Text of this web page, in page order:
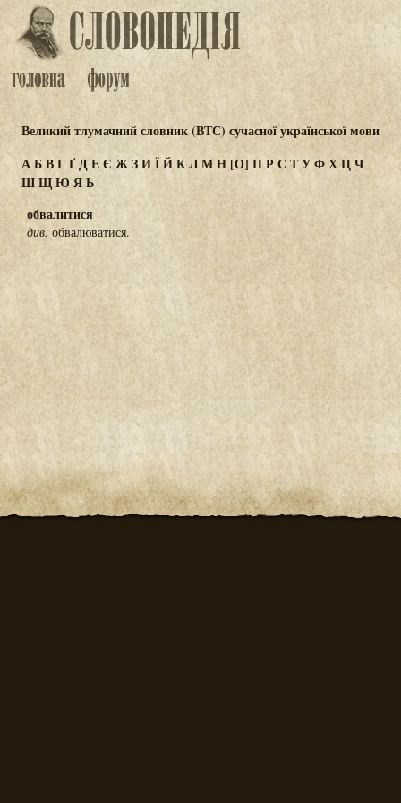
Великий тлумачний словник (ВТС) сучасної української мови
АБВГҐДЕЄ ЖЗИЇЙКЛМН[О] ПР СТУФХЦЧ
ШЩЮЯЬ
обвалитися
див. обвалюватися.